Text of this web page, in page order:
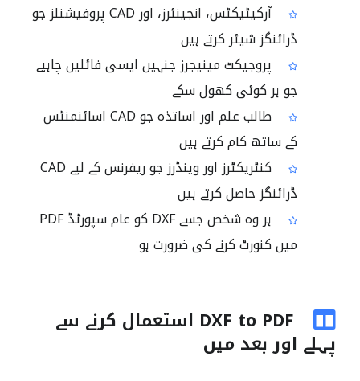
آرکیٹیکٹس، انجینئرز، اور CAD پروفیشنلز جو
ڈرائنگز شیئر کرتے ہیں
پروجیکٹ مینیجرز جنہیں ایسی فائلیں چاہیے
جو ہر کوئی کھول سکے
طالب علم اور اساتذہ جو CAD اسائنمنٹس
کے ساتھ کام کرتے ہیں
کنٹریکٹرز اور وینڈرز جو ریفرنس کے لیے CAD
ڈرائنگز حاصل کرتے ہیں
ہر وہ شخص جسے DXF کو عام سپورٹڈ PDF
میں کنورٹ کرنے کی ضرورت ہو
DXF to PDF استعمال کرنے سے
پہلے اور بعد میں